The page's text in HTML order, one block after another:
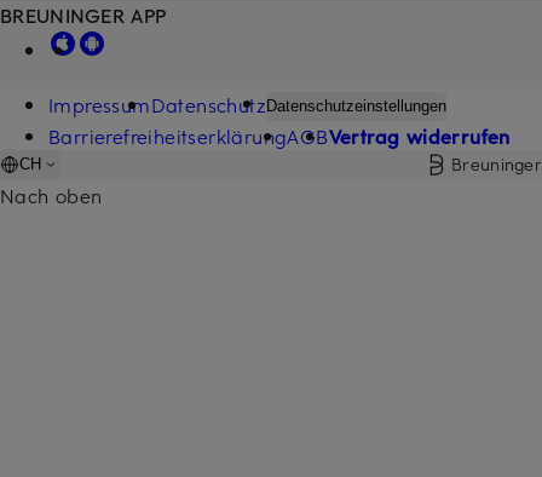
BREUNINGER APP
ImpressumDatenschutz Datenschutzeinstellungen
BarrierefreiheitserklärungAGBVertrag widerrufen
CH Breuninger
Nach oben